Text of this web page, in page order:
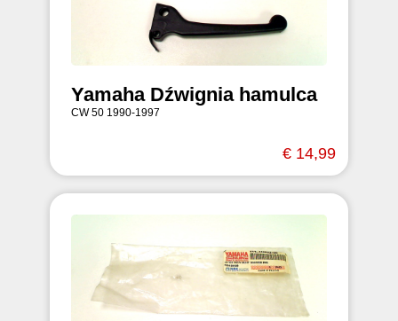
Yamaha Dźwignia hamulca
CW 50 1990-1997
€ 14,99